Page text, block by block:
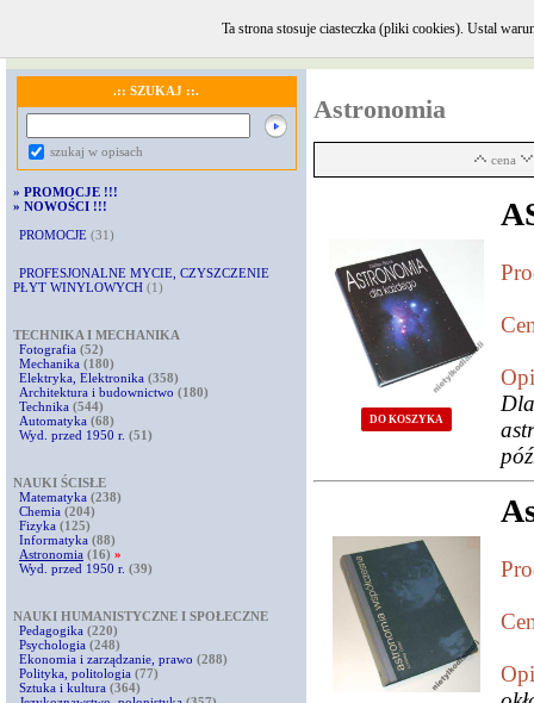
REGULAMIN · KOMENTARZE
.:: SZUKAJ ::.
szukaj w opisach
» PROMOCJE !!!
» NOWOŚCI !!!
PROMOCJE (31)
PROFESJONALNE MYCIE, CZYSZCZENIE
PŁYT WINYLOWYCH (1)
TECHNIKA I MECHANIKA
Fotografia (52)
Mechanika (180)
Elektryka, Elektronika (358)
Architektura i budownictwo (180)
Technika (544)
Automatyka (68)
Wyd. przed 1950 r. (51)
NAUKI ŚCISŁE
Matematyka (238)
Chemia (204)
Fizyka (125)
Informatyka (88)
Astronomia (16) »
Wyd. przed 1950 r. (39)
NAUKI HUMANISTYCZNE I SPOŁECZNE
Pedagogika (220)
Psychologia (248)
Ekonomia i zarządzanie, prawo (288)
Polityka, politologia (77)
Sztuka i kultura (364)
Astronomia
cena
DO KOSZYKA
Ta strona stosuje ciasteczka (pliki cookies). Ustal